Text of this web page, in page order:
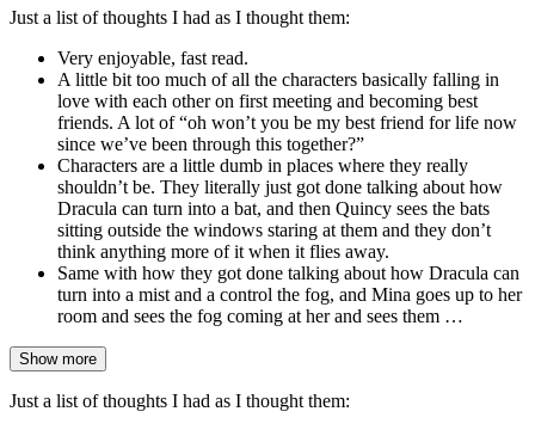
Just a list of thoughts I had as I thought them:
Very enjoyable, fast read.
A little bit too much of all the characters basically falling in
love with each other on first meeting and becoming best
friends. A lot of “oh won’t you be my best friend for life now
since we’ve been through this together?”
Characters are a little dumb in places where they really
shouldn’t be. They literally just got done talking about how
Dracula can turn into a bat, and then Quincy sees the bats
sitting outside the windows staring at them and they don’t
think anything more of it when it flies away.
Same with how they got done talking about how Dracula can
turn into a mist and a control the fog, and Mina goes up to her
room and sees the fog coming at her and sees them …
Show more
Just a list of thoughts I had as I thought them: